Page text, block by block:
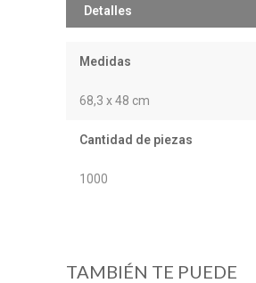
Detalles
Medidas
68,3 x 48 cm
Cantidad de piezas
1000
TAMBIÉN TE PUEDE